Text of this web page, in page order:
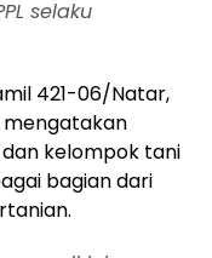
selaku
421-06/Natar,
mengatakan
kelompok tani
bagian dari